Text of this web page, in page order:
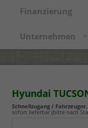
Finanzierung
Unternehmen
Hyundai
Schnellzugang /
sofort lieferbar (bitte nach